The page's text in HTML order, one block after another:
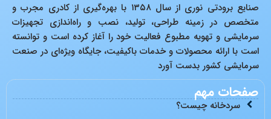
صنایع برودتی نوری از سال ۱۳۵۸ با بهره‌گیری از کادری مجرب و
متخصص در زمینه طراحی، تولید، نصب و راه‌اندازی تجهیزات
سرمایشی و تهویه مطبوع فعالیت خود را آغاز کرده است و توانسته
است با ارائه محصولات و خدمات باکیفیت، جایگاه ویژه‌ای در صنعت
سرمایشی کشور بدست آورد
صفحات مهم
سردخانه چیست؟